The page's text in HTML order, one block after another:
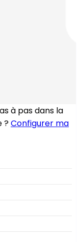
à pas dans la
?Configurer ma